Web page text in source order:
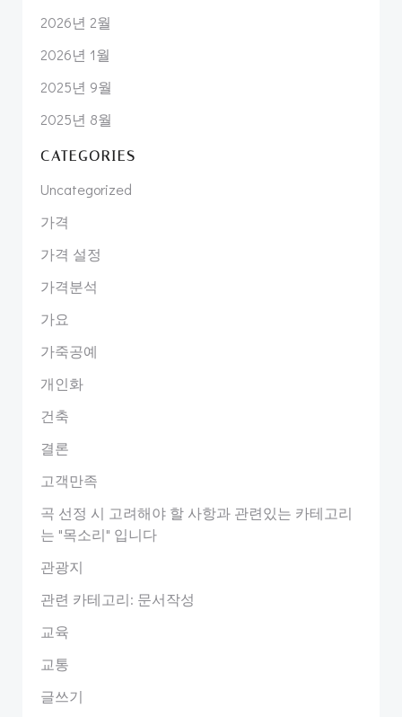
2026년 2월
2026년 1월
2025년 9월
2025년 8월
CATEGORIES
Uncategorized
가격
가격 설정
가격분석
가요
가죽공예
개인화
건축
결론
고객만족
곡 선정 시 고려해야 할 사항과 관련있는 카테고리
는 "목소리" 입니다
관광지
관련 카테고리: 문서작성
교육
교통
글쓰기